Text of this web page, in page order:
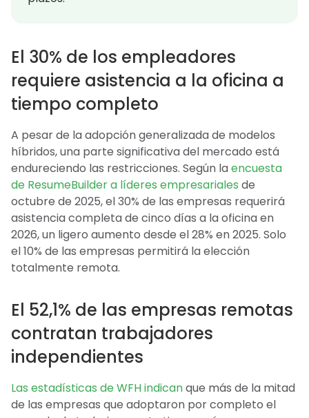
El 30% de los empleadores
requiere asistencia a la oficina a
tiempo completo
A pesar de la adopción generalizada de modelos
híbridos, una parte significativa del mercado está
endureciendo las restricciones. Según laencuesta
de ResumeBuilder a líderes empresariales de
octubre de 2025, el 30% de las empresas requerirá
asistencia completa de cinco días a la oficina en
2026, un ligero aumento desde el 28% en 2025. Solo
el 10% de las empresas permitirá la elección
totalmente remota.
El 52,1% de las empresas remotas
contratan trabajadores
independientes
Las estadísticas de WFH indicanque más de la mitad
de las empresas que adoptaron por completo el